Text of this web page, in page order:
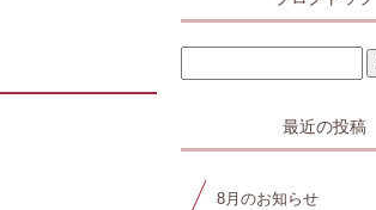
最近の投稿
8月のお知らせ